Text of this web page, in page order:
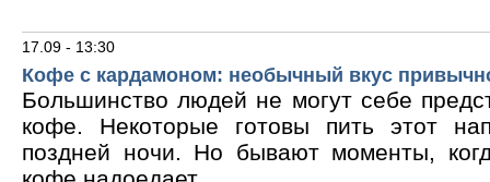
17.09 - 13:30
Кофе с кардамоном: необычный вкус
Большинство людей не могут себе
кофе. Некоторые готовы пить этот
поздней ночи. Но бывают моменты,